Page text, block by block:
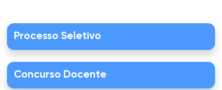
Processo Seletivo
Concurso Docente